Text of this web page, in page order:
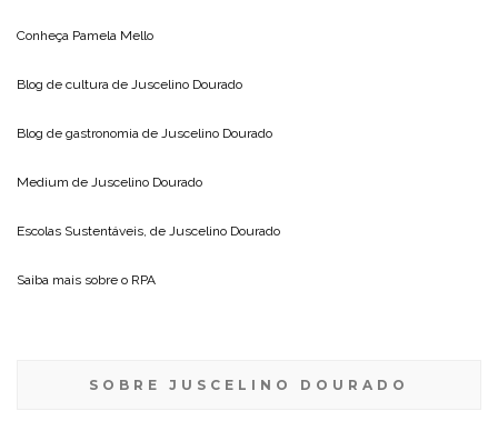
Conheça Pamela Mello
Blog de cultura de Juscelino Dourado
Blog de gastronomia de Juscelino Dourado
Medium de Juscelino Dourado
Escolas Sustentáveis, de Juscelino Dourado
Saiba mais sobre o RPA
SOBRE JUSCELINO DOURADO